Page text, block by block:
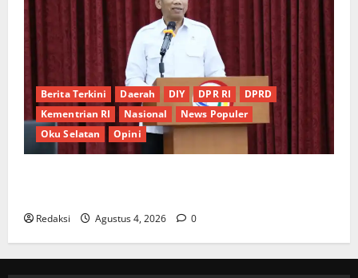
Berita Terkini Daerah DIY DPR RI
DPRD
Kementrian RI
Nasional
News Populer
Oku Selatan
Opini
Redaksi Agustus 4, 2026 0